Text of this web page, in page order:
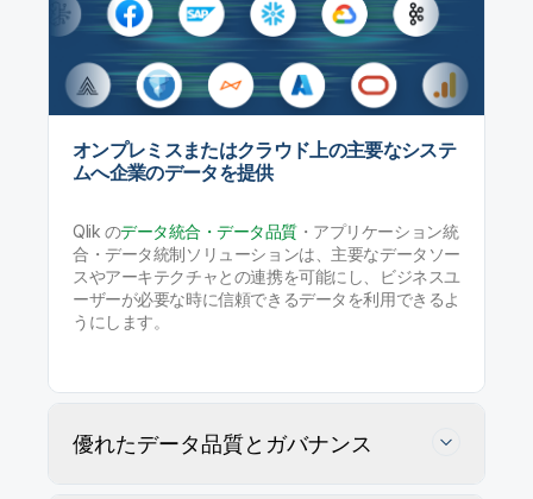
オンプレミスまたはクラウド上の主要なシステ
ムへ企業のデータを提供
Qlik のデータ統合・データ品質・アプリケーション統
合・データ統制ソリューションは、主要なデータソー
スやアーキテクチャとの連携を可能にし、ビジネスユ
ーザーが必要な時に信頼できるデータを利用できるよ
うにします。
優れたデータ品質とガバナンス